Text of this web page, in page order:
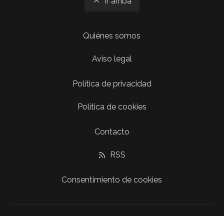
Quiénes somos
Aviso legal
Política de privacidad
Política de cookies
Contacto
RSS
Consentimiento de cookies